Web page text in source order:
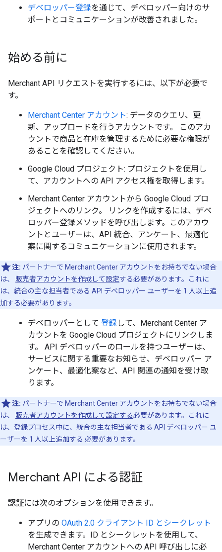
デベロッパー登録を通じて、デベロッパー向けのサ
ポートとコミュニケーションが改善されました。
始める前に
Merchant API リクエストを実行するには、以下が必要で
す。
Merchant Center アカウント: データのクエリ、更
新、アップロードを行うアカウントです。 このアカ
ウントで商品と在庫を管理するために必要な権限が
あることを確認してください。
Google Cloud プロジェクト: プロジェクトを使用し
て、アカウントへの API アクセス権を取得します。
Merchant Center アカウントから Google Cloud プロ
ジェクトへのリンク。 リンクを作成するには、デベ
ロッパー登録メソッドを呼び出します。このアカウ
ントとユーザーは、API 統合、アンケート、最適化
案に関するコミュニケーションに使用されます。
注: パートナーで Merchant Center アカウントをお持ちでない場合
は、 販売者アカウントを作成して設定する必要があります。これに
は、統合の主な担当者である API デベロッパー ユーザーを 1 人以上追
加する必要があります。
デベロッパーとして 登録 して、Merchant Center ア
カウントを Google Cloud プロジェクトにリンクしま
す。 API デベロッパーのロールを持つユーザーは、
サービスに関する重要なお知らせ、デベロッパー ア
ンケート、最適化案など、API 関連の通知を受け取
ります。
注: パートナーで Merchant Center アカウントをお持ちでない場合
は、 販売者アカウントを作成して設定する必要があります。これに
は、登録プロセス中に、統合の主な担当者である API デベロッパー ユ
ーザーを 1 人以上追加する 必要があります。
Merchant API による認証
認証には次のオプションを使用できます。
アプリの OAuth 2.0 クライアント ID とシークレット
を生成できます。ID とシークレットを使用して、
Merchant Center アカウントへの API 呼び出しに必